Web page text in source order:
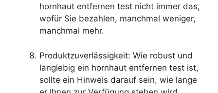
hornhaut entfernen test nicht immer das,
wofür Sie bezahlen, manchmal weniger,
manchmal mehr.
Produktzuverlässigkeit: Wie robust und
langlebig ein hornhaut entfernen test ist,
sollte ein Hinweis darauf sein, wie lange